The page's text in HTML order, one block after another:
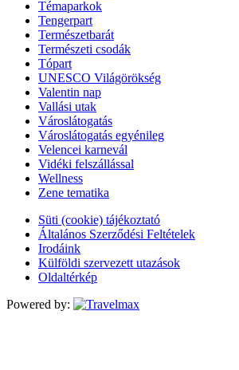
Témaparkok
Tengerpart
Természetbarát
Természeti csodák
Tópart
UNESCO Világörökség
Valentin nap
Vallási utak
Városlátogatás
Városlátogatás egyénileg
Velencei karnevál
Vidéki felszállással
Wellness
Zene tematika
Süti (cookie) tájékoztató
Általános Szerződési Feltételek
Irodáink
Külföldi szervezett utazások
Oldaltérkép
Powered by: